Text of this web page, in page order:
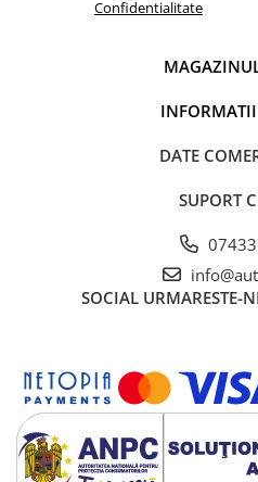
TRICOURI VOLKSWAGEN
PENTRU PASIONATII AUTO
TRICOURI AMUZANTE
TRICOURI CU PROFESII
TRICOURI CUPLURI/TINERI
CASATORITI
TRICOURI DAMA
Confidentialitate
DATE
SUPORT
SOCIAL URMARESTE-